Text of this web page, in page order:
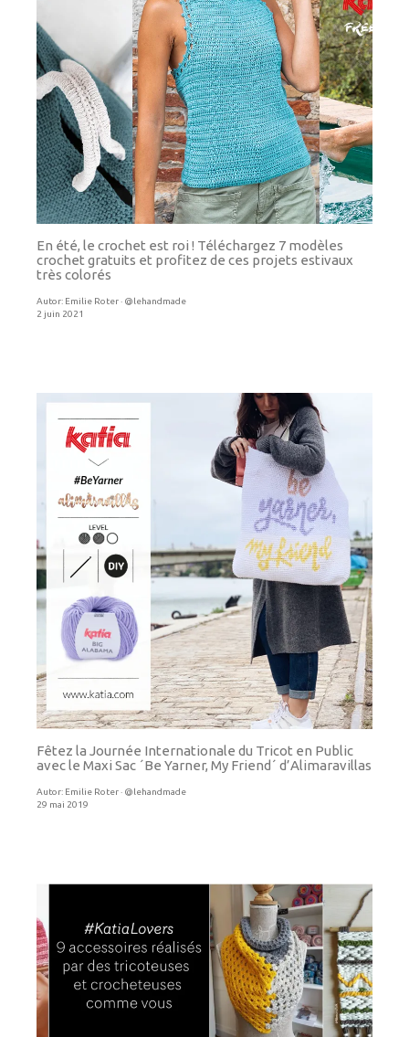
En été, le crochet est roi ! Téléchargez 7 modèles
crochet gratuits et profitez de ces projets estivaux
très colorés
Autor: Emilie Roter · @lehandmade
2 juin 2021
Fêtez la Journée Internationale du Tricot en Public
avec le Maxi Sac ´Be Yarner, My Friend´ d’Alimaravillas
Autor: Emilie Roter · @lehandmade
29 mai 2019